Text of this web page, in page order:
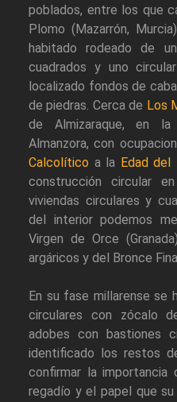
poblados, entre los que
Plomo (Mazarrón,
habitado rodeado de
cuadrados y uno
localizado fondos de
de piedras. Cerca de Los
de Almizaraque, en
Almanzora, con
Calcolítico a la Edad del
construcción circular
viviendas circulares y
del interior podemos
Virgen de Orce
argáricos y del Bronce
En su fase millarense se
circulares con zócalo
adobes con bastiones
identificado los restos
confirmar la
regadío y el papel que